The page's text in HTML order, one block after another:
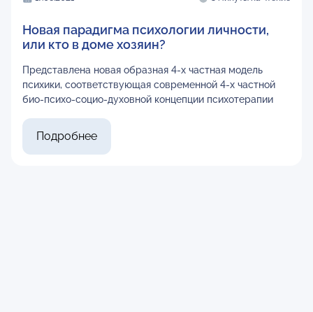
Новая парадигма психологии личности,
или кто в доме хозяин?
Представлена новая образная 4-х частная модель
психики, соответствующая современной 4-х частной
био-психо-социо-духовной концепции психотерапии
Подробнее